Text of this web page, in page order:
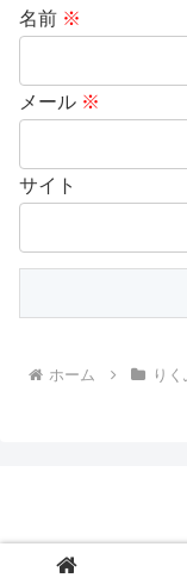
名前 ※
メール ※
サイト
ホーム り